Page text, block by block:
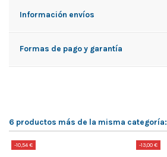
Información envíos
Formas de pago y garantía
6 productos más de la misma categoría:
-10,54 € -13,00 €